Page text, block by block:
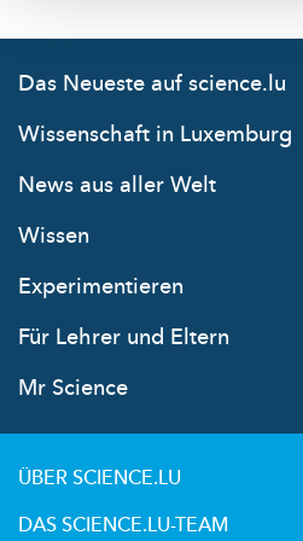
Das Neueste auf science.lu
Wissenschaft in Luxemburg
News aus aller Welt
Wissen
Experimentieren
Für Lehrer und Eltern
Mr Science
ÜBER SCIENCE.LU
DAS SCIENCE.LU-TEAM